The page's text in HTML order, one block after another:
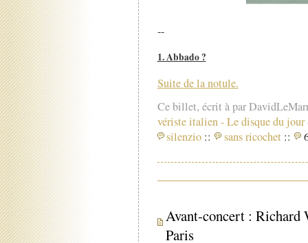
--
1. Abbado ?
Suite de la notule.
Ce billet, écrit à par
vériste italien-Le disque du jour
silenzio :: sans ricochet ::
Avant-concert : Richard
Paris